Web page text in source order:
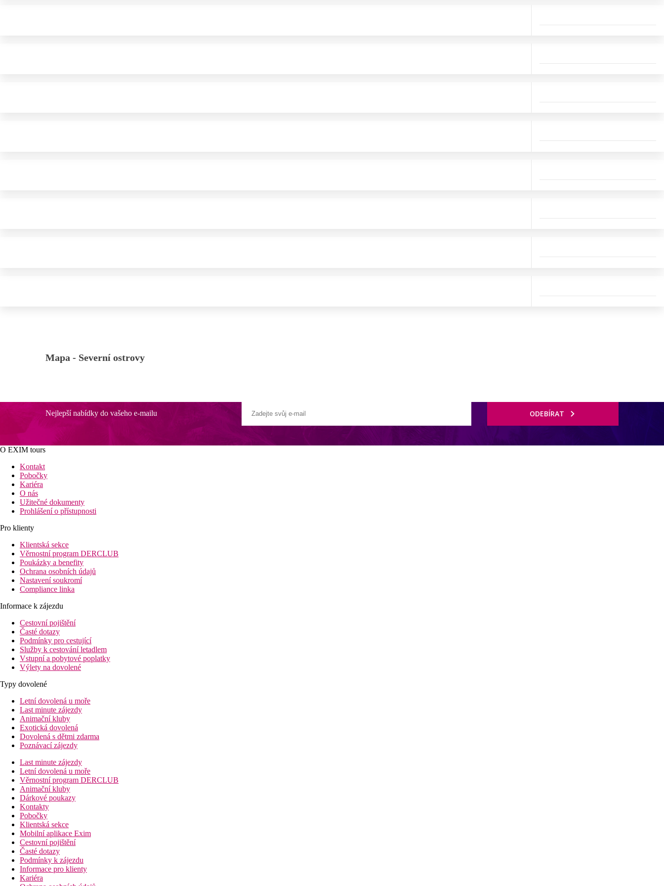
Mapa - Severní ostrovy
Nejlepší nabídky do vašeho e-mailu ODEBÍRAT
O EXIM tours
Kontakt
Pobočky
Kariéra
O nás
Užitečné dokumenty
Prohlášení o přístupnosti
Pro klienty
Klientská sekce
Věrnostní program DERCLUB
Poukázky a benefity
Ochrana osobních údajů
Nastavení soukromí
Compliance linka
Informace k zájezdu
Cestovní pojištění
Časté dotazy
Podmínky pro cestující
Služby k cestování letadlem
Vstupní a pobytové poplatky
Výlety na dovolené
Typy dovolené
Letní dovolená u moře
Last minute zájezdy
Animační kluby
Exotická dovolená
Dovolená s dětmi zdarma
Poznávací zájezdy
Last minute zájezdy
Letní dovolená u moře
Věrnostní program DERCLUB
Animační kluby
Dárkové poukazy
Kontakty
Pobočky
Klientská sekce
Mobilní aplikace Exim
Cestovní pojištění
Časté dotazy
Podmínky k zájezdu
Informace pro klienty
Kariéra